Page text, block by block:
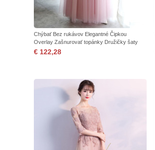
Chýbať Bez rukávov Elegantné Čipkou
Overlay Zašnurovať topánky Družičky šaty
€ 122,28